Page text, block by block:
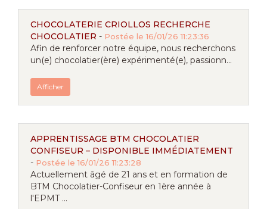
CHOCOLATERIE CRIOLLOS RECHERCHE
CHOCOLATIER - Postée le 16/01/26 11:23:36
Afin de renforcer notre équipe, nous recherchons
un(e) chocolatier(ère) expérimenté(e), passionn...
Afficher
APPRENTISSAGE BTM CHOCOLATIER
CONFISEUR – DISPONIBLE IMMÉDIATEMENT
- Postée le 16/01/26 11:23:28
Actuellement âgé de 21 ans et en formation de
BTM Chocolatier-Confiseur en 1ère année à
l'EPMT ...